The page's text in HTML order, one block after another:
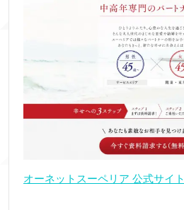
オーネットスーペリア 公式サイト